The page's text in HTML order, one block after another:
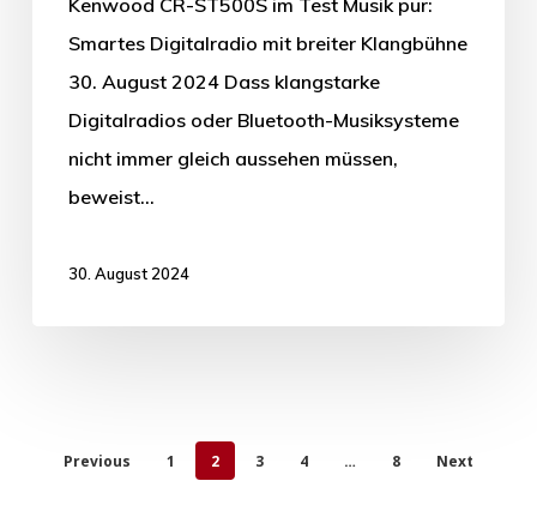
Smartes Digitalradio mit breiter Klangbühne
30. August 2024 Dass klangstarke
Digitalradios oder Bluetooth-Musiksysteme
nicht immer gleich aussehen müssen,
beweist…
30. August 2024
Previous 1 2 3 4 … 8 Next